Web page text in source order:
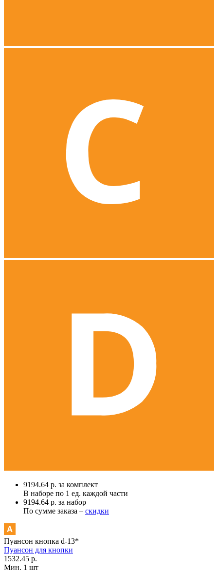
9194.64 р. за комплект
В наборе по 1 ед. каждой части
9194.64 р. за набор
По сумме заказа – скидки
Пуансон кнопка d-13*
Пуансон для кнопки
1532.45 р.
Мин. 1 шт